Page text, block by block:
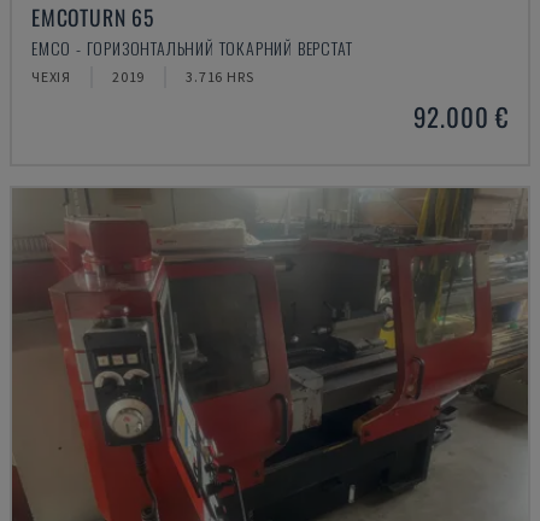
EMCOTURN 65
EMCO - ГОРИЗОНТАЛЬНИЙ ТОКАРНИЙ ВЕРСТАТ
ЧЕХІЯ 2019 3.716 HRS
92.000 €